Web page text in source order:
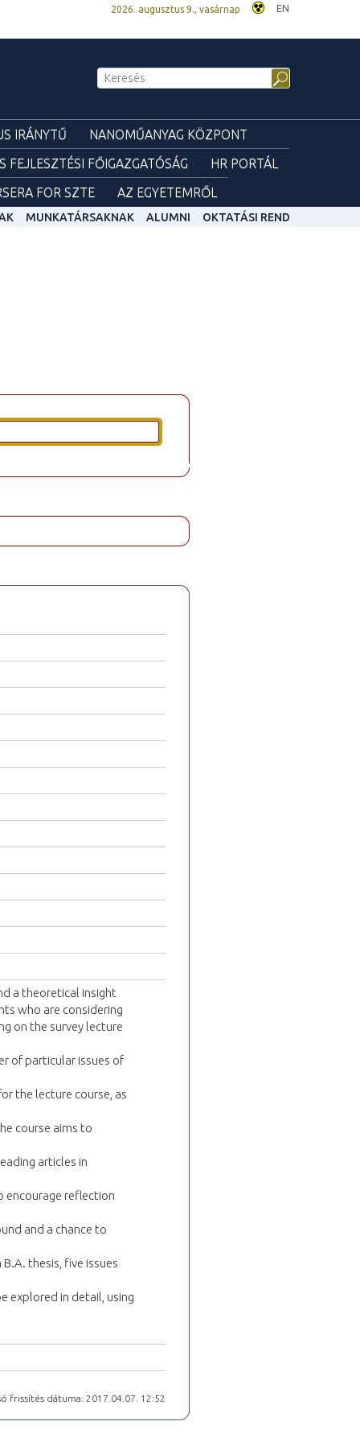
2026. augusztus 9., vasárnap EN
IRÁNYTŰ
NANOMŰANYAG KÖZPONT
FEJLESZTÉSI FŐIGAZGATÓSÁG
HR PORTÁL
FOR SZTE AZ EGYETEMRŐL
MUNKATÁRSAKNAK ALUMNI OKTATÁSI REND
a theoretical insight
who are considering
on the survey lecture
of particular issues of
the lecture course, as
course aims to
articles in
encourage reflection
and a chance to
thesis, five issues
explored in detail, using
frissítés dátuma: 2017.04.07. 12:52